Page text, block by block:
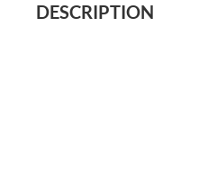
DESCRIPTION